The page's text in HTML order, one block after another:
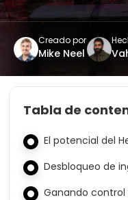
Creado por
Mike Neel
Tabla de
El potencial del
Desbloqueo de
Ganando